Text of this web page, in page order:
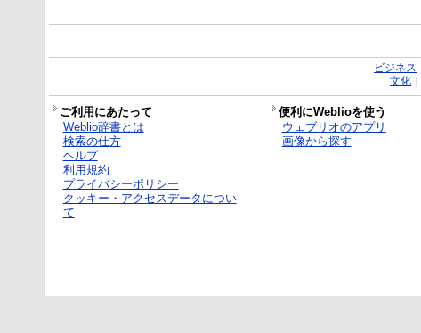
ビジネス
文化｜
ご利用にあたって 便利にWeblioを使う
Weblio辞書とは
検索の仕方
ヘルプ
利用規約
プライバシーポリシー
クッキー・アクセスデータについ
て
ウェブリオのアプリ
画像から探す